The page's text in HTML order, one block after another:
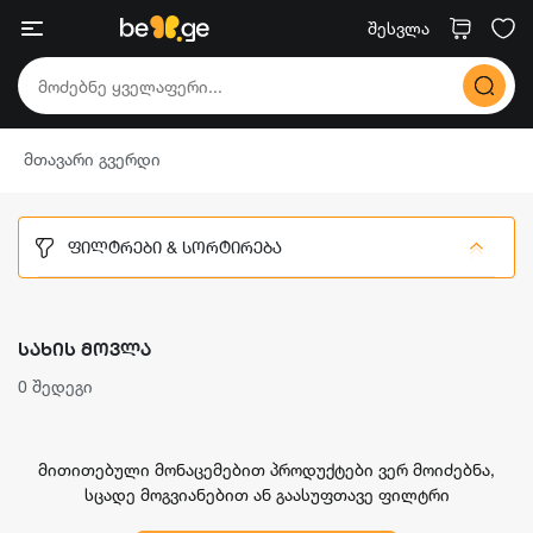
შესვლა
მთავარი გვერდი
ᲤᲘᲚᲢᲠᲔᲑᲘ & ᲡᲝᲠᲢᲘᲠᲔᲑᲐ
ᲡᲐᲮᲘᲡ ᲛᲝᲕᲚᲐ
0 შედეგი
მითითებული მონაცემებით პროდუქტები ვერ მოიძებნა,
სცადე მოგვიანებით ან გაასუფთავე ფილტრი